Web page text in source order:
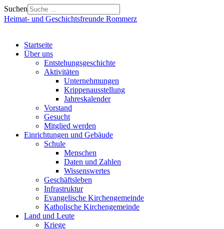
Suchen
Heimat- und Geschichtsfreunde Rommerz
Startseite
Über uns
Entstehungsgeschichte
Aktivitäten
Unternehmungen
Krippenausstellung
Jahreskalender
Vorstand
Gesucht
Mitglied werden
Einrichtungen und Gebäude
Schule
Menschen
Daten und Zahlen
Wissenswertes
Geschäftsleben
Infrastruktur
Evangelische Kirchengemeinde
Katholische Kirchengemeinde
Land und Leute
Kriege